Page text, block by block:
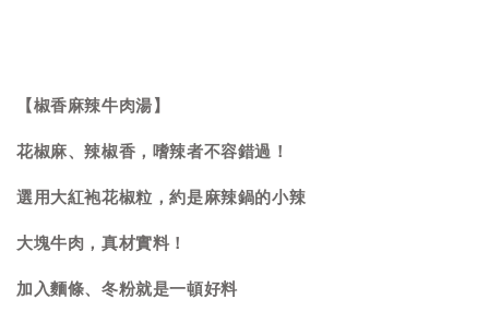
【椒香麻辣牛肉湯】
花椒麻、辣椒香，嗜辣者不容錯過！
選用大紅袍花椒粒，約是麻辣鍋的小辣
大塊牛肉，真材實料！
加入麵條、冬粉就是一頓好料